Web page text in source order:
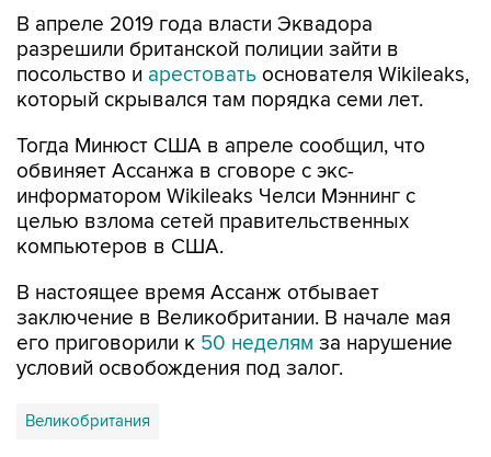
В апреле 2019 года власти Эквадора
разрешили британской полиции зайти в
посольство и арестовать основателя Wikileaks,
который скрывался там порядка семи лет.
Тогда Минюст США в апреле сообщил, что
обвиняет Ассанжа в сговоре с экс-
информатором Wikileaks Челси Мэннинг с
целью взлома сетей правительственных
компьютеров в США.
В настоящее время Ассанж отбывает
заключение в Великобритании. В начале мая
его приговорили к 50 неделям за нарушение
условий освобождения под залог.
Великобритания